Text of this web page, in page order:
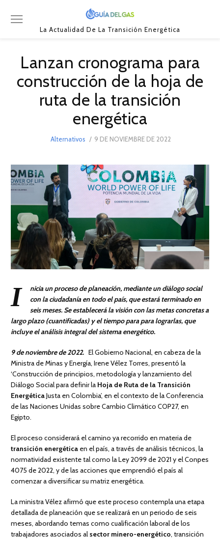
La Actualidad De La Transición Energética
Lanzan cronograma para
construcción de la hoja de
ruta de la transición
energética
Alternativos
POSTED
9 DE NOVIEMBRE DE 2022
2022
I
nicia un proceso de planeación, mediante un diálogo social
con la ciudadanía en todo el país, que estará terminado en
seis meses. Se establecerá la visión con las metas concretas a
largo plazo (cuantificadas) y el tiempo para para lograrlas, que
incluye el análisis integral del sistema energético.
9 de noviembre de 2022. El Gobierno Nacional, en cabeza de la
Ministra de Minas y Energía, Irene Vélez Torres, presentó la
‘Construcción de principios, metodología y lanzamiento del
Diálogo Social para definir la Hoja de Ruta de la Transición
EnergéticaJusta en Colombia’, en el contexto de la Conferencia
de las Naciones Unidas sobre Cambio Climático COP27, en
Egipto.
El proceso considerará el camino ya recorrido en materia de
transición energética en el país, a través de análisis técnicos, la
normatividad existente tal como la Ley 2099 de 2021 y el Conpes
4075 de 2022, y de las acciones que emprendió el país al
comenzar a diversificar su matriz energética.
La ministra Vélez afirmó que este proceso contempla una etapa
detallada de planeación que se realizará en un periodo de seis
meses, abordando temas como cualificación laboral de los
trabajadores asociados al sector minero-energético, transición